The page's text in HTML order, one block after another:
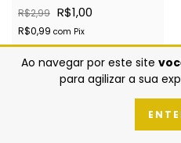
Ao navegar por este site
para agilizar a sua
R$2,99 R$1,00
R$0,99 com Pix
ATÉ 10% OFF